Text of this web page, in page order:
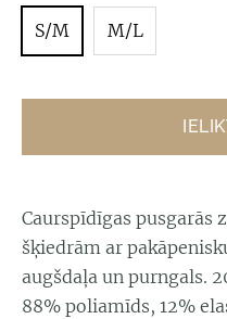
S/M
M/L
Caurspīdīgas pusgarās
šķiedrām ar
augšdaļa un purngals.
88% poliamīds, 12%